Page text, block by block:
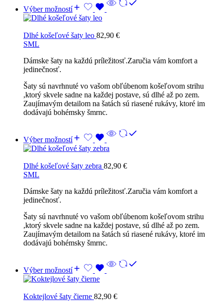
Výber možností
Dlhé košeľové šaty leo 82,90 €
SML
Dámske šaty na každú príležitosť.Zaručia vám komfort a
jedinečnosť.
Šaty sú navrhnuté vo vašom obľúbenom košeľovom strihu
,ktorý skvele sadne na každej postave, sú dlhé až po zem.
Zaujímavým detailom na šatách sú riasené rukávy, ktoré im
dodávajú bohémsky šmrnc.
Výber možností
Dlhé košeľové šaty zebra 82,90 €
SML
Dámske šaty na každú príležitosť.Zaručia vám komfort a
jedinečnosť.
Šaty sú navrhnuté vo vašom obľúbenom košeľovom strihu
,ktorý skvele sadne na každej postave, sú dlhé až po zem.
Zaujímavým detailom na šatách sú riasené rukávy, ktoré im
dodávajú bohémsky šmrnc.
Výber možností
Koktejlové šaty čierne 82,90 €